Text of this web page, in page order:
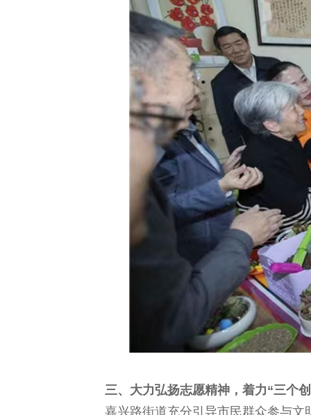
三、大力弘扬志愿精神，着力“三个
嘉兴路街道充分引导市民群众参与